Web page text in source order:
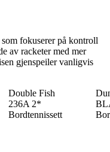
fokuserer på kontroll
av racketer med mer
gjenspeiler vanligvis
Double Fish
236A 2*
Bordtennissett